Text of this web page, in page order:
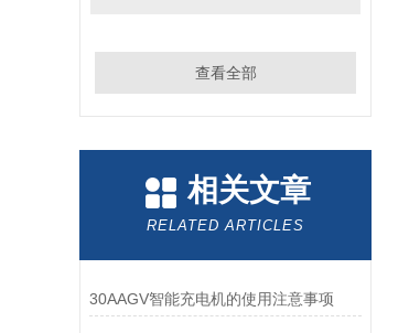
查看全部
相关文章
RELATED ARTICLES
30AAGV智能充电机的使用注意事项